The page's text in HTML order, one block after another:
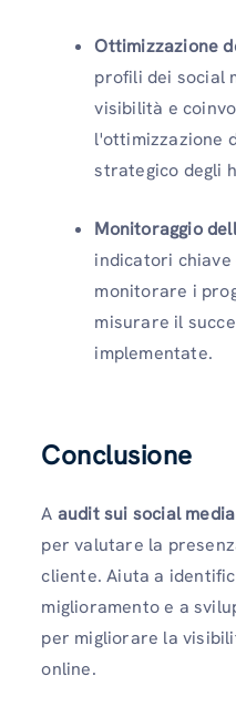
Ottimizzazione
profili dei social
visibilità e
l'ottimizzazione
strategico degli
Monitoraggio
indicatori chiave
monitorare i
misurare il
implementate.
Conclusione
A audit sui social media
per valutare la
cliente. Aiuta a
miglioramento e a
per migliorare la
online.